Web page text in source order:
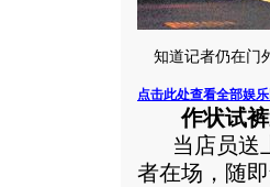
知道记者仍在门
点击此处查看全部娱
作状试
当店员送
者在场，随